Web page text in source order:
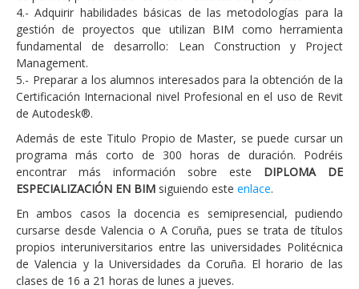
4.- Adquirir habilidades básicas de las metodologías para la
gestión de proyectos que utilizan BIM como herramienta
fundamental de desarrollo: Lean Construction y Project
Management.
5.- Preparar a los alumnos interesados para la obtención de la
Certificación Internacional nivel Profesional en el uso de Revit
de Autodesk®.
Además de este Titulo Propio de Master, se puede cursar un
programa más corto de 300 horas de duración. Podréis
encontrar más información sobre este DIPLOMA DE
ESPECIALIZACIÓN EN BIM siguiendo este enlace.
En ambos casos la docencia es semipresencial, pudiendo
cursarse desde Valencia o A Coruña, pues se trata de títulos
propios interuniversitarios entre las universidades Politécnica
de Valencia y la Universidades da Coruña. El horario de las
clases de 16 a 21 horas de lunes a jueves.